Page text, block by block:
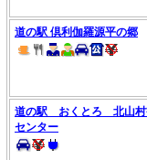
道の駅 倶利伽羅源平の郷
道の駅 おくとろ 北山村
センター